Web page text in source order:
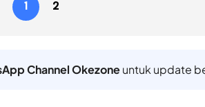
1 2
Channel Okezoneuntuk update